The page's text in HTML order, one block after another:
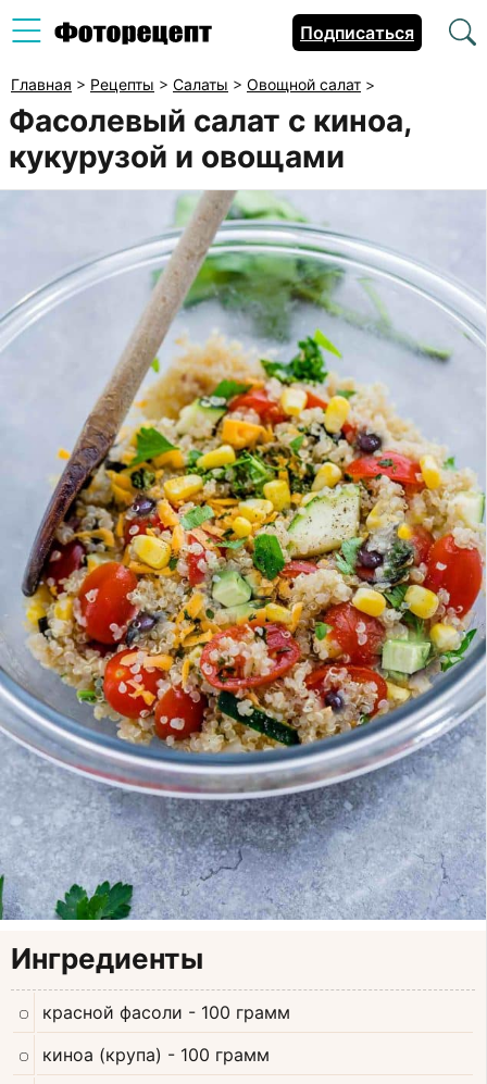
Подписаться
Главная > Рецепты > Салаты > Овощной салат >
Фасолевый салат с киноа,
кукурузой и овощами
Ингредиенты
красной фасоли - 100 грамм
киноа (крупа) - 100 грамм